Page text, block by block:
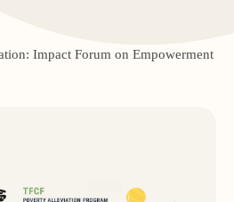
Impact Forum on Empowerment